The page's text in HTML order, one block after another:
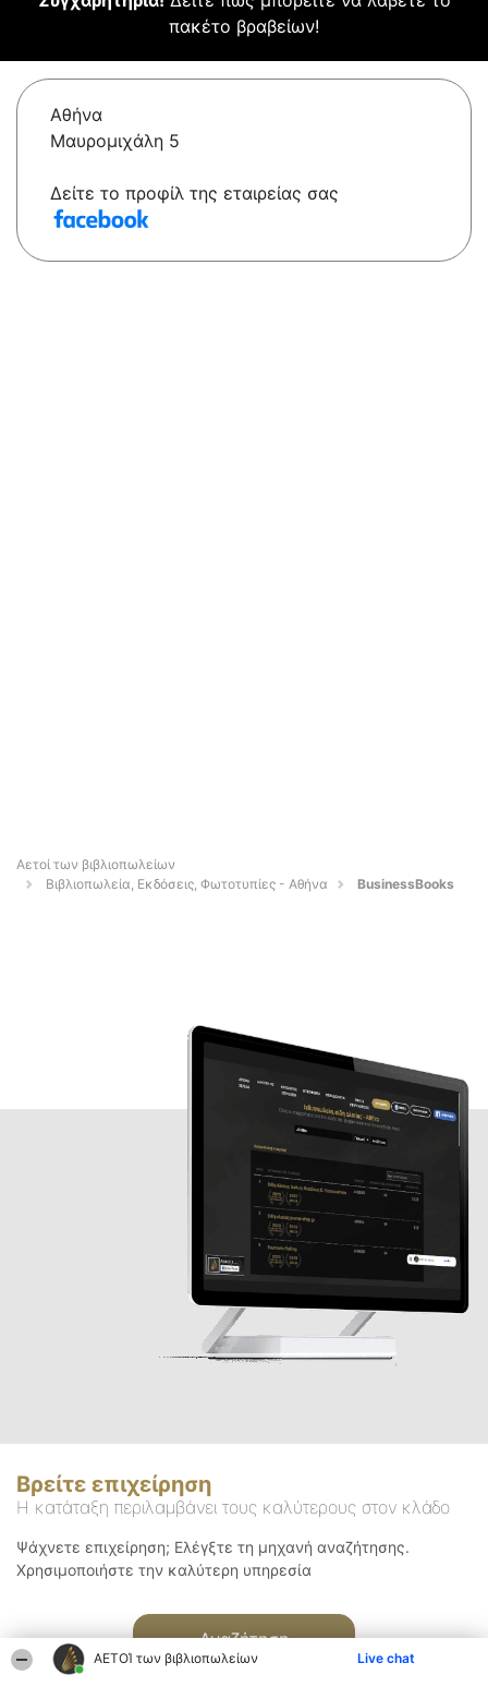
ΑΕΤΟΊ των βιβλιοπωλείων Live chat
πακέτο βραβείων!
Αθήνα
Μαυρομιχάλη 5
Δείτε το προφίλ της εταιρείας σας
Αετοί των βιβλιοπωλείων
Βιβλιοπωλεία, Εκδόσεις, Φωτοτυπίες - Αθήνα
BusinessBooks
Βρείτε επιχείρηση
Η κατάταξη περιλαμβάνει τους καλύτερους στον κλάδο
Ψάχνετε επιχείρηση; Ελέγξτε τη μηχανή αναζήτησης.
Χρησιμοποιήστε την καλύτερη υπηρεσία
Αναζήτηση